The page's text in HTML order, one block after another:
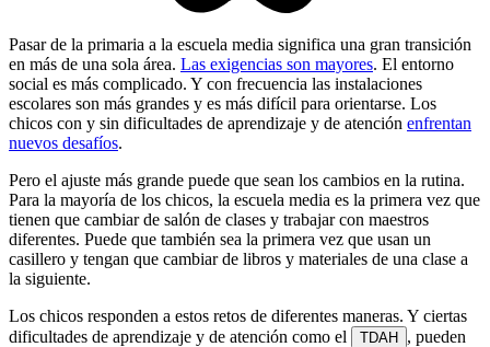
Pasar de la primaria a la escuela media significa una gran transición
en más de una sola área. Las exigencias son mayores. El entorno
social es más complicado. Y con frecuencia las instalaciones
escolares son más grandes y es más difícil para orientarse. Los
chicos con y sin dificultades de aprendizaje y de atención enfrentan
nuevos desafíos.
Pero el ajuste más grande puede que sean los cambios en la rutina.
Para la mayoría de los chicos, la escuela media es la primera vez que
tienen que cambiar de salón de clases y trabajar con maestros
diferentes. Puede que también sea la primera vez que usan un
casillero y tengan que cambiar de libros y materiales de una clase a
la siguiente.
Los chicos responden a estos retos de diferentes maneras. Y ciertas
dificultades de aprendizaje y de atención como el
TDAH
, pueden